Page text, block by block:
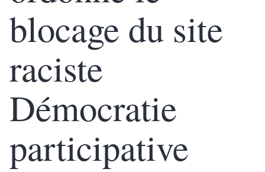
blocage du site
raciste
Démocratie
participative